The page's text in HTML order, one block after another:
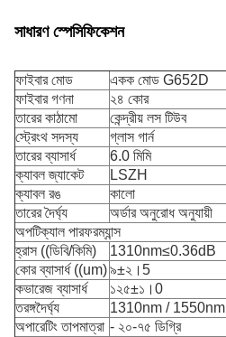
সাধারণ স্পেসিফিকেশন
ফাইবার মোড
একক মোড G652D
ফাইবার গণনা
২৪ কোর
তারের কাঠামো
কেন্দ্রীয় লস টিউব
স্ট্রেংথ সদস্য
গ্লাস গার্ন
তারের ব্যাসার্ধ
6.0 মিমি
ক্যাবল জ্যাকেট
LSZH
ক্যাবল রঙ
কালো
তারের দৈর্ঘ্য
অর্ডার অনুরোধ অনুযায়ী
অপটিক্যাল পারফরম্যান্স
হ্রাস ((ডিবি/কিমি)
1310nm≤0.36dB
কোর ব্যাসার্ধ ((um)৯±২।5
কভারেজ ব্যাসার্ধ
১২৫±১।0
তরঙ্গদৈর্ঘ্য
1310nm / 1550nm
অপারেটিং তাপমাত্রা - ২০-৭৫ ডিগ্রি